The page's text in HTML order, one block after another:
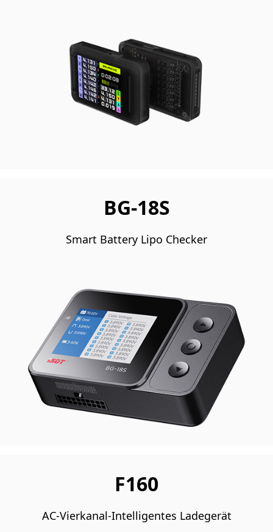
BG-18S
Smart Battery Lipo Checker
F160
AC-Vierkanal-Intelligentes Ladegerät